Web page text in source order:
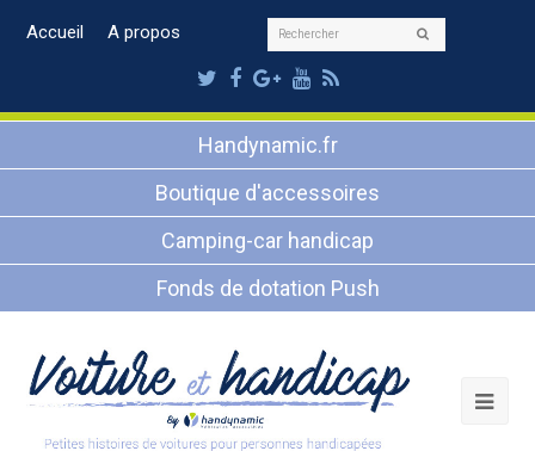
Accueil A propos Rechercher
Twitter
Facebook
Google
Plus
Youtube
RSS
Handynamic.fr
Boutique d'accessoires
Camping-car handicap
Fonds de dotation Push